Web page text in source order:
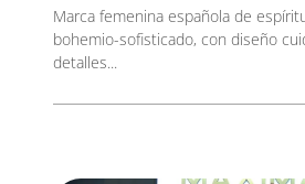
Marca femenina española de
bohemio-sofisticado, con diseño
detalles...